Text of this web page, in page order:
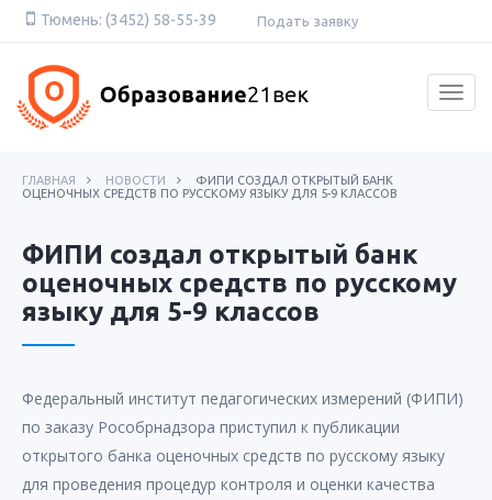
Skip
content
Тюмень: (3452) 58-55-39 Подать заявку
ГЛАВНАЯ НОВОСТИ
ФИПИ СОЗДАЛ ОТКРЫТЫЙ БАНК
ОЦЕНОЧНЫХ СРЕДСТВ ПО РУССКОМУ ЯЗЫКУ ДЛЯ 5-9 КЛАССОВ
ФИПИ создал открытый банк
оценочных средств по русскому
языку для 5-9 классов
Федеральный институт педагогических измерений (ФИПИ)
по заказу Рособрнадзора приступил к публикации
открытого банка оценочных средств по русскому языку
для проведения процедур контроля и оценки качества